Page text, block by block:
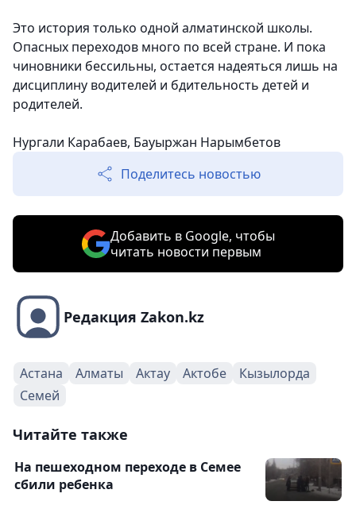
Это история только одной алматинской школы.
Опасных переходов много по всей стране. И пока
чиновники бессильны, остается надеяться лишь на
дисциплину водителей и бдительность детей и
родителей.
Нургали Карабаев, Бауыржан Нарымбетов
Поделитесь новостью
Добавить в Google, чтобы
читать новости первым
Редакция Zakon.kz
Астана Алматы Актау Актобе
Кызылорда
Семей
Читайте также
На пешеходном переходе в Семее
сбили ребенка